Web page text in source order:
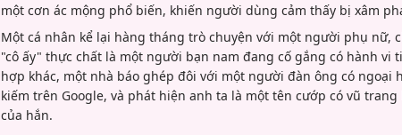
một cơn ác mộng phổ biến, khiến người dùng cảm thấy bị xâm
Một cá nhân kể lại hàng tháng trò chuyện với một người phụ nữ,
"cô ấy" thực chất là một người bạn nam đang cố gắng có hành vi
hợp khác, một nhà báo ghép đôi với một người đàn ông có
kiếm trên Google, và phát hiện anh ta là một tên cướp có vũ
của hắn.